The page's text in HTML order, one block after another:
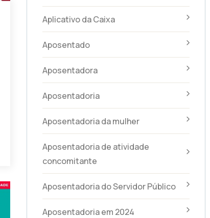
Aplicativo da Caixa
Aposentado
Aposentadora
Aposentadoria
Aposentadoria da mulher
Aposentadoria de atividade
concomitante
Aposentadoria do Servidor Público
Aposentadoria em 2024